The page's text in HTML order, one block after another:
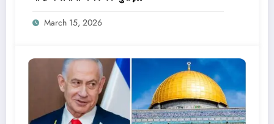
March 15, 2026